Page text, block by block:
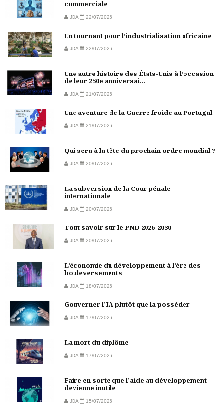
commerciale
JDA 22/07/2026
Un tournant pour l’industrialisation africaine
JDA 22/07/2026
Une autre histoire des États-Unis à l’occasion
de leur 250e anniversai...
JDA 21/07/2026
Une aventure de la Guerre froide au Portugal
JDA 21/07/2026
Qui sera à la tête du prochain ordre mondial ?
JDA 20/07/2026
La subversion de la Cour pénale
internationale
JDA 20/07/2026
Tout savoir sur le PND 2026-2030
JDA 20/07/2026
L’économie du développement à l’ère des
bouleversements
JDA 18/07/2026
Gouverner l’IA plutôt que la posséder
JDA 17/07/2026
La mort du diplôme
JDA 17/07/2026
Faire en sorte que l’aide au développement
devienne inutile
JDA 15/07/2026